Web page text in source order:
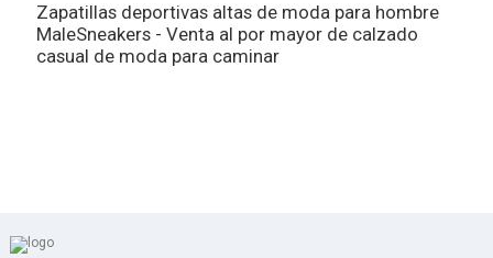
Zapatillas deportivas altas de moda para hombre
MaleSneakers - Venta al por mayor de calzado
casual de moda para caminar